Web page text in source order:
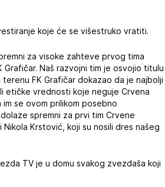
koje će se višestruko vratiti.
za visoke zahteve prvog tima
Naš razvojni tim je osvojio titulu
FK Grafičar dokazao da je najbolji
etičke vrednosti koje neguje Crvena
se ovom prilikom posebno
spremni za prvi tim Crvene
Krstović, koji su nosili dres našeg
TV je u domu svakog zvezdaša koji